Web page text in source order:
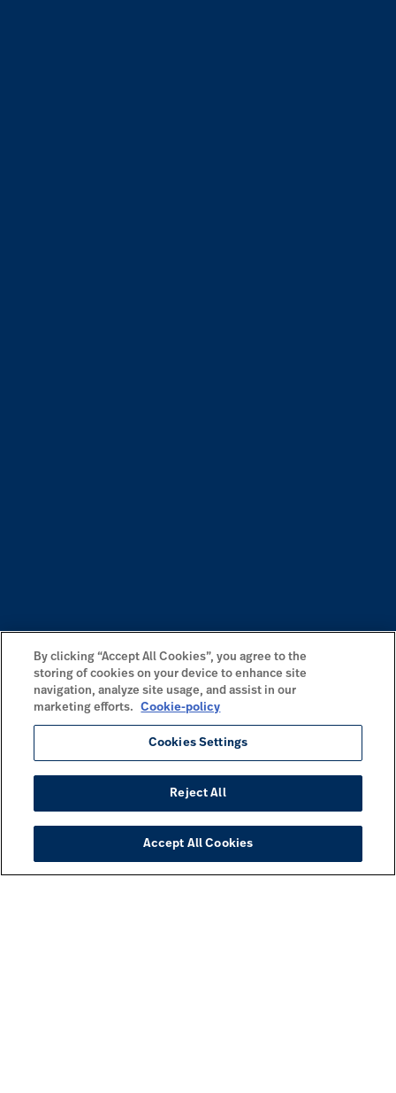
By clicking “Accept All Cookies”, you agree to the
storing of cookies on your device to enhance site
navigation, analyze site usage, and assist in our
marketing efforts.
Cookie-policy
Cookies Settings
Reject All
Accept All Cookies